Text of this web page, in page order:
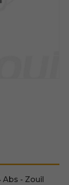
Abs - Zouil